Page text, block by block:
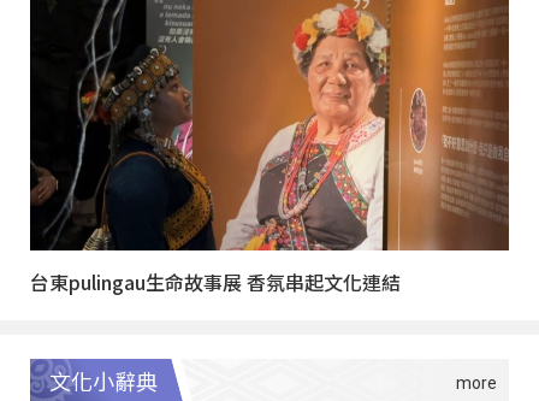
台東pulingau生命故事展 香氛串起文化連結
文化小辭典